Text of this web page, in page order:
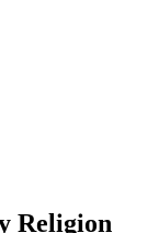
Religion